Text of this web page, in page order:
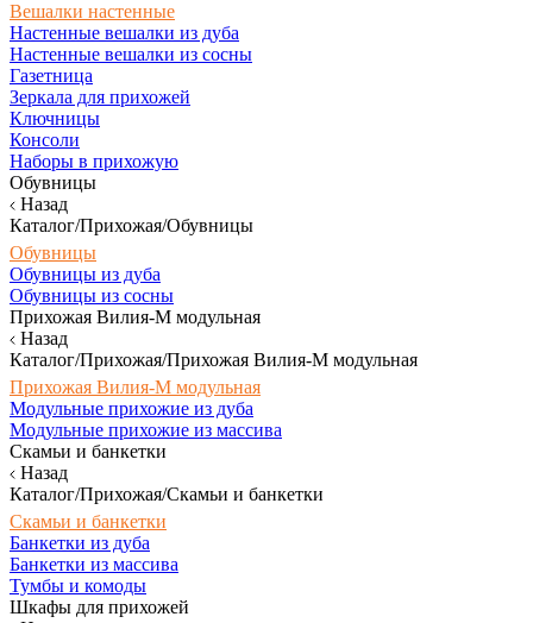
Вешалки настенные
Настенные вешалки из дуба
Настенные вешалки из сосны
Газетница
Зеркала для прихожей
Ключницы
Консоли
Наборы в прихожую
Обувницы
Назад
Каталог/Прихожая/Обувницы
Обувницы
Обувницы из дуба
Обувницы из сосны
Прихожая Вилия-М модульная
Назад
Каталог/Прихожая/Прихожая Вилия-М модульная
Прихожая Вилия-М модульная
Модульные прихожие из дуба
Модульные прихожие из массива
Скамьи и банкетки
Назад
Каталог/Прихожая/Скамьи и банкетки
Скамьи и банкетки
Банкетки из дуба
Банкетки из массива
Тумбы и комоды
Шкафы для прихожей